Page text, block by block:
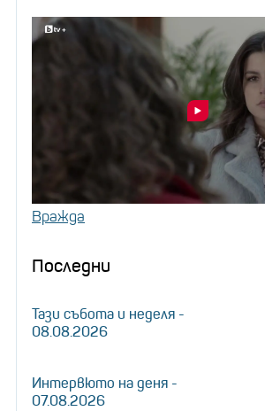
Вражда
Последни
Тази събота и неделя -
08.08.2026
Интервюто на деня -
07.08.2026